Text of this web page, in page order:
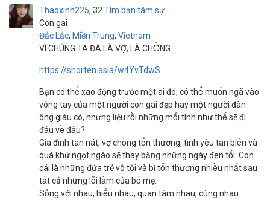
Thaoxinh225
Con gai
32
Đắc Lắc, Miền Trung, Vietnam
Tìm bạn tâm sự
VÌ CHÚNG TA ĐÃ LÀ VỢ, LÀ CHỒNG...
https://shorten.asia/w4YvTdwS
Bạn có thể xao động trước một ai đó, có thể muốn ngã vào
vòng tay của một người con gái đẹp hay một người đàn
ông giàu có, nhưng liệu rồi những mối tình như thế sẽ đi
đâu về đâu?
Gia đình tan nát, vợ chồng tổn thương, tình yêu tan biến và
quá khứ ngọt ngào sẽ thay bằng những ngày đen tối. Con
cái là những đứa trẻ vô tội và bị tổn thương nhiều nhất sau
tất cả những lỗi lầm của bố mẹ.
Sống với nhau, hiểu nhau, quan tâm nhau, cùng nhau